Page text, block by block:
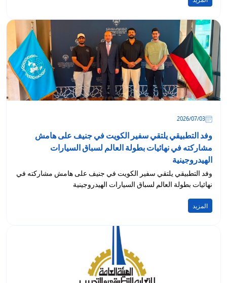
03‏/07‏/2026
وفد التطبيقي يلتقي سفير الكويت في جنيف على هامش
مشاركته في نهائيات بطولة العالم لسباق السيارات
الهيدروجينية
وفد التطبيقي يلتقي سفير الكويت في جنيف على هامش مشاركته في
نهائيات بطولة العالم لسباق السيارات الهيدروجينية
المزيد